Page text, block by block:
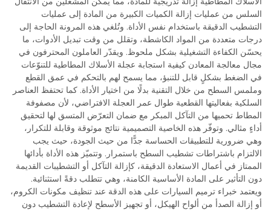
السلس من عمليات إزالة الكميات الكبيرة من المادة إلى عمليات
التشطيب الدقيقة باستخدام نفس الأداة. وتُلغي هذه المرونة الحاجة إلى
درجات متعددة من المواد الكاشطة، وتقلل من وقت تبديل الأدوات، ما
يحسّن الكفاءة التشغيلية بشكل ملحوظ. ويقدّر العاملون المحترفون في
مجال معالجة المعادن كيفية استجابة عجلة الأسلاك المطاطية للتنوّعات
في الضغط بشكلٍ قابل للتنبؤ، مما يسمح لهم بالتحكم في عمق القطع
وملمس السطح من خلال التقنية بدلًا من اختيار الأداة. كما تحتفظ العناصر
السلكية بفعاليتها القطعية طوال عمر العجلة الافتراضي، لأن مصفوفة
المطاط تحميها من التآكل المبكر مع ضمان التعرّض المتسق لها لتحقيق
أداءٍ مثالي. وتوفّر هذه الخاصية التصميمية نتائج موثوقة وقابلة للتكرار،
وهي ضرورية للتطبيقات الحساسة جدًّا من حيث الجودة، حيث يجب
الالتزام باشتراطات تشطيب السطح باستمرار. وتتميّز هذه الأداة بأدائها
الممتاز في أعمال الاستعادة الدقيقة، كإزالة التآكل أو التشطيبات القديمة
دون التأثير على المادة الأساسية الكامنة، وهي تتطلب دقةً استثنائية.
ويعتمد خبراء ترميم السيارات على هذه الدقة عند تنظيف مكونات الكروم،
أو إزالة الصدأ من ألواح الهيكل، أو تجهيز الأسطح لإعادة التشطيب دون